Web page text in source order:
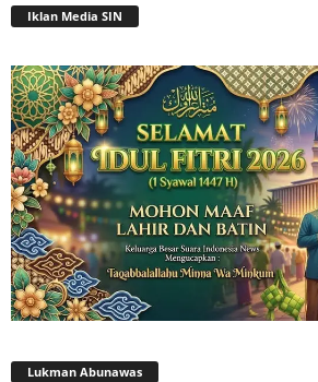
Iklan Media SIN
Lukman Abunawas